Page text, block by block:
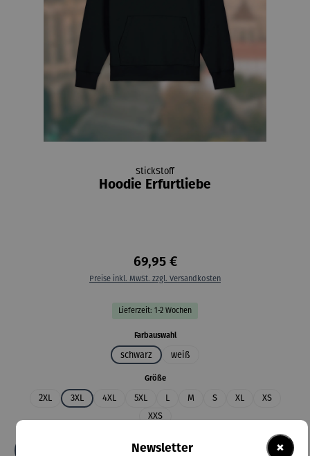
StickStoff
Hoodie Erfurtliebe
69,95 €
Preise inkl. MwSt. zzgl. Versandkosten
Lieferzeit: 1-2 Wochen
Farbauswahlauswählen
schwarz weiß
Größeauswählen
2XL 3XL 4XL 5XL L M S XL
XS
XXS
In den Warenkorb ×
Newsletter